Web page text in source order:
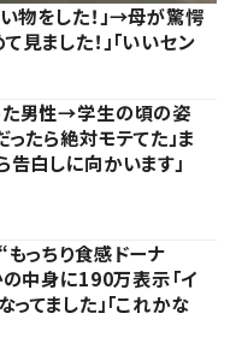
物をした！」→母が驚愕
ました！」「いいセン
男性→学生の頃の姿
たら絶対モテてた」ま
告白しに向かいます」
っちり食感ドーナ
中身に190万表示「イ
ってました」「これかな